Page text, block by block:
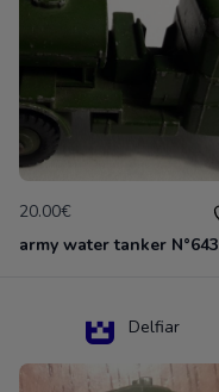
20.00€
army water tanker N°643
Delfiar